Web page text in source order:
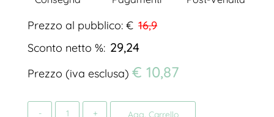
Prezzo al pubblico: € 16,9
Sconto netto %: 29,24
Prezzo (iva esclusa) € 10,87
Agg. Carrello